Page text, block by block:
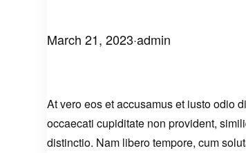
March 21, 2023·admin
At vero eos et accusamus et iusto odio
occaecati cupiditate non provident,
distinctio. Nam libero tempore, cum